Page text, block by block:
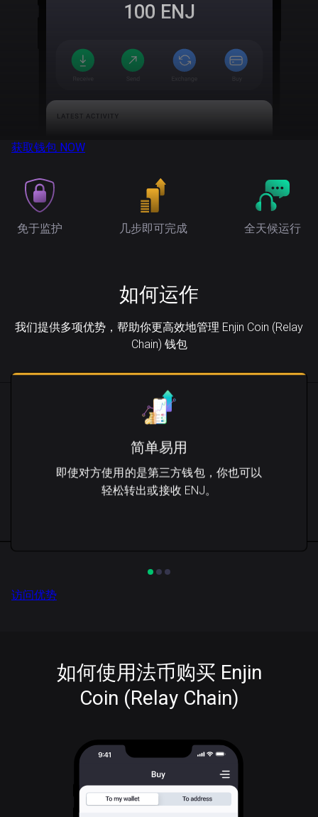
100 ENJ
获取钱包 NOW
免于监护 几步即可完成 全天候运行
如何运作
我们提供多项优势，帮助你更高效地管理 Enjin Coin (Relay
Chain) 钱包
简单易用
即使对方使用的是第三方钱包，你也可以
轻松转出或接收 ENJ。
访问优势
如何使用法币购买 Enjin
Coin (Relay Chain)